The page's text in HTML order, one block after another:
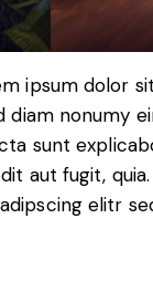
ipsum dolor
diam nonumy
sunt
aut fugit,
elitr